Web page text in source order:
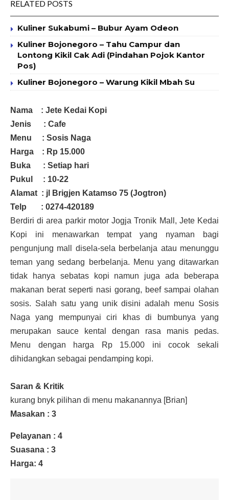
RELATED POSTS
Kuliner Sukabumi – Bubur Ayam Odeon
Kuliner Bojonegoro – Tahu Campur dan
Lontong Kikil Cak Adi (Pindahan Pojok Kantor
Pos)
Kuliner Bojonegoro – Warung Kikil Mbah Su
Nama : Jete Kedai Kopi
Jenis : Cafe
Menu : Sosis Naga
Harga : Rp 15.000
Buka : Setiap hari
Pukul : 10-22
Alamat : jl Brigjen Katamso 75 (Jogtron)
Telp : 0274-420189
Berdiri di area parkir motor Jogja Tronik Mall, Jete Kedai
Kopi ini menawarkan tempat yang nyaman bagi
pengunjung mall disela-sela berbelanja atau menunggu
teman yang sedang berbelanja. Menu yang ditawarkan
tidak hanya sebatas kopi namun juga ada beberapa
makanan berat seperti nasi gorang, beef sampai olahan
sosis. Salah satu yang unik disini adalah menu Sosis
Naga yang mempunyai ciri khas di bumbunya yang
merupakan sauce kental dengan rasa manis pedas.
Menu dengan harga Rp 15.000 ini cocok sekali
dihidangkan sebagai pendamping kopi.
Saran & Kritik
kurang bnyk pilihan di menu makanannya [Brian]
Masakan : 3
Pelayanan : 4
Suasana : 3
Harga: 4